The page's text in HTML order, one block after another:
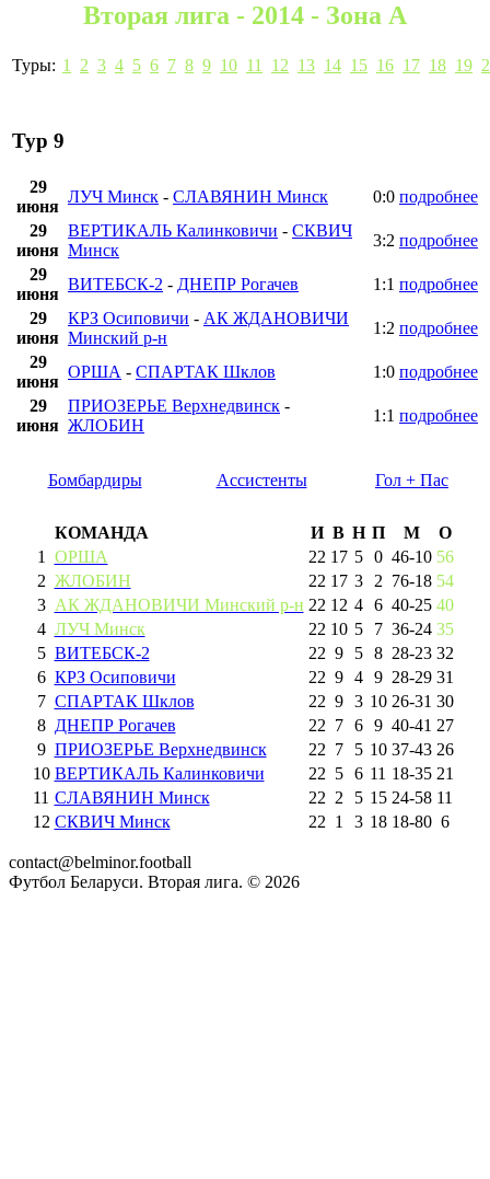
Вторая лига - 2014 - Зона А
Туры: 1 2 3 4 5 6 7 8 9 10 11 12 13 14 15 16 17 18 19
Тур 9
29
июня
ЛУЧ Минск - СЛАВЯНИН Минск 0:0 подробнее
29
июня
ВЕРТИКАЛЬ Калинковичи - СКВИЧ
Минск
3:2 подробнее
29
июня
ВИТЕБСК-2 - ДНЕПР Рогачев 1:1 подробнее
29
июня
КРЗ Осиповичи - АК ЖДАНОВИЧИ
Минский р-н
1:2 подробнее
29
июня
ОРША - СПАРТАК Шклов 1:0 подробнее
29
июня
ПРИОЗЕРЬЕ Верхнедвинск -
ЖЛОБИН
1:1 подробнее
Бомбардиры Ассистенты Гол + Пас
КОМАНДА И В Н П М
О
1
ОРША 22 17 5 0 46-10 56
2 ЖЛОБИН 22 17 3 2 76-18 54
3 АК ЖДАНОВИЧИ Минский р-н 22 12 4 6 40-25 40
4 ЛУЧ Минск 22 10 5 7 36-24 35
5 ВИТЕБСК-2 22 9 5 8 28-23 32
6 КРЗ Осиповичи 22 9 4 9 28-29 31
7 СПАРТАК Шклов 22 9 3 10 26-31 30
8 ДНЕПР Рогачев 22 7 6 9 40-41 27
9 ПРИОЗЕРЬЕ Верхнедвинск 22 7 5 10 37-43 26
10 ВЕРТИКАЛЬ Калинковичи 22 5 6 11 18-35 21
11 СЛАВЯНИН Минск 22 2 5 15 24-58 11
12 СКВИЧ Минск 22 1 3 18 18-80 6
contact@belminor.football
Футбол Беларуси. Вторая лига. © 2026